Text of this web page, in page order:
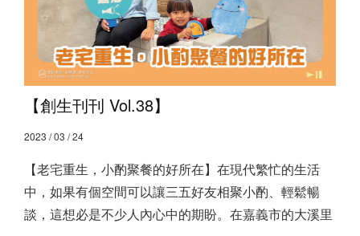
【創生刊刊 Vol.38】
2023 / 03 / 24
【老宅重生，小酌聚餐的好所在】 ​ 在現代繁忙的生活
中，如果有個空間可以讓三五好友相聚小酌、輕鬆暢
談，這想必是不少人內心中的期盼。 ​ 在嘉義市的大溪里